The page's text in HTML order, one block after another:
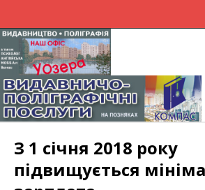
З 1 січня 2018 року
підвищується